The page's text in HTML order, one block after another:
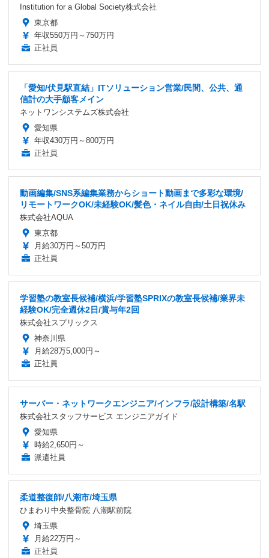
Institution for a Global Society株式会社
東京都
年収550万円～750万円
正社員
「愛知/伏見駅直結」ITソリューション営業/民間、公共、通
信計の大手顧客メイン
ネットワンシステムズ株式会社
愛知県
年収430万円～800万円
正社員
動画編集/SNS系編集業務からショート動画まで多彩な環境/
リモートワークOK/未経験OK/髪色・ネイル自由/土日祝休み
株式会社AQUA
東京都
月給30万円～50万円
正社員
学習塾の教室長候補/横浜/学習塾SPRIXの教室長候補/業界未
経験OK/完全週休2日/賞与年2回
株式会社スプリックス
神奈川県
月給28万5,000円～
正社員
サーバー・ネットワークエンジニア/インフラ/設計構築/名駅
株式会社スタッフサービス エンジニアガイド
愛知県
時給2,650円～
派遣社員
柔道整復師/八潮市/埼玉県
ひまわり中央整骨院 八潮駅前院
埼玉県
月給22万円～
正社員